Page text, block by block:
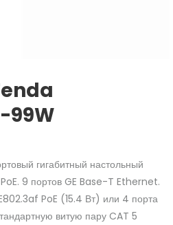
99W
гигабитный настольный
9 портов GE Base-T Ethernet.
PoE (15.4 Вт) или 4 порта
витую пару CAT 5